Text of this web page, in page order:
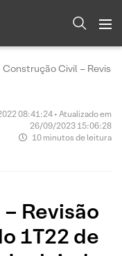
Construção Civil –
08:41:24 • Atualizado em
26/09/2023 15:06:28
10 minutos de leitura
Revisão
1T22 de